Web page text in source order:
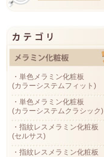
・単色メラミン化粧板
(カラーシステムフィット)
・単色メラミン化粧板
(カラーシステムクラシック)
・指紋レスメラミン化粧板
(セルサス)
・指紋レスメラミン化粧板